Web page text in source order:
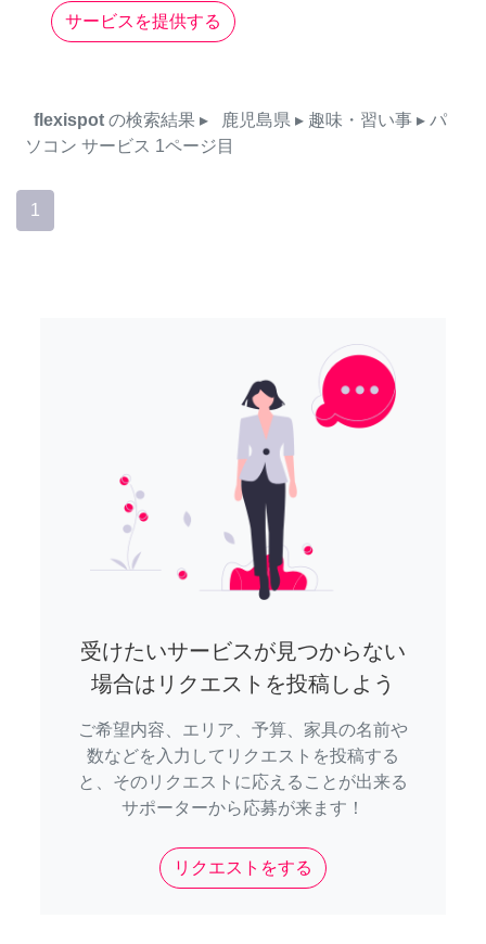
サービスを提供する
flexispot の検索結果 ▸ 鹿児島県 ▸ 趣味・習い事 ▸ パ
ソコン サービス 1ページ目
1
受けたいサービスが見つからない
場合はリクエストを投稿しよう
ご希望内容、エリア、予算、家具の名前や
数などを入力してリクエストを投稿する
と、そのリクエストに応えることが出来る
サポーターから応募が来ます！
リクエストをする